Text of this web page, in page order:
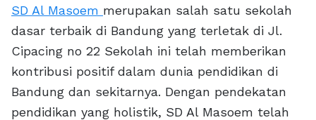
SD Al Masoem merupakan salah satu sekolah
dasar terbaik di Bandung yang terletak di Jl.
Cipacing no 22 Sekolah ini telah memberikan
kontribusi positif dalam dunia pendidikan di
Bandung dan sekitarnya. Dengan pendekatan
pendidikan yang holistik, SD Al Masoem telah